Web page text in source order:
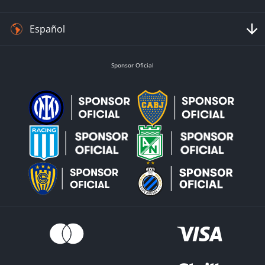
Español
Sponsor Oficial